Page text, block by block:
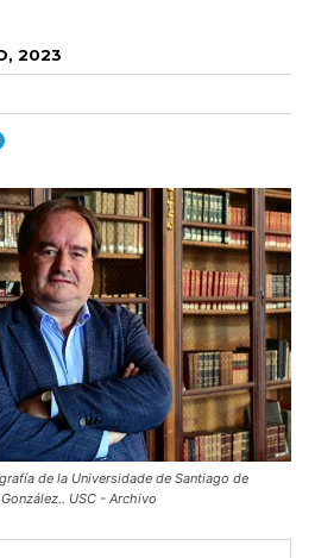
2023
de la Universidade de Santiago de
USC - Archivo